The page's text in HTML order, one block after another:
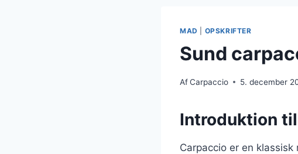
MAD OPSKRIFTER
Sund
AfCarpaccio 5. december
Introduktion
Carpaccio er en